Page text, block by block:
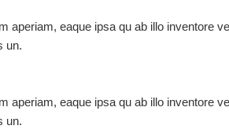
aperiam, eaque ipsa qu ab illo inventore
un.
aperiam, eaque ipsa qu ab illo inventore
un.